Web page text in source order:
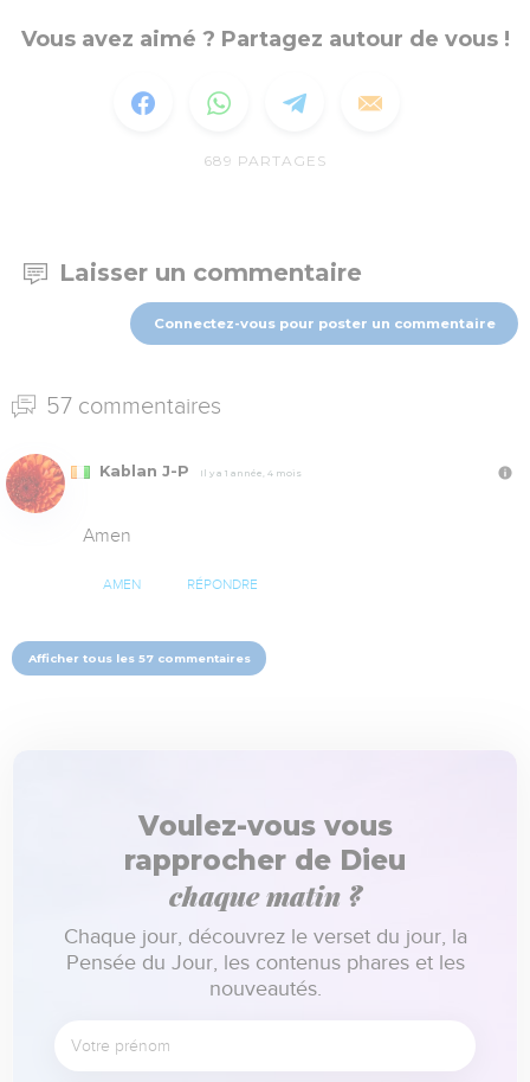
Vous avez aimé ? Partagez autour de vous !
689 PARTAGES
Laisser un commentaire
Connectez-vous pour poster un commentaire
57 commentaires
Kablan J-P Il y a 1 année, 4 mois
Amen
AMEN RÉPONDRE
Afficher tous les 57 commentaires
Voulez-vous vous
rapprocher de Dieu
chaque matin ?
Chaque jour, découvrez le verset du jour, la
Pensée du Jour, les contenus phares et les
nouveautés.